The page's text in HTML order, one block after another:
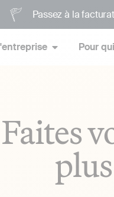
Passez à la
Pour qui
Faites